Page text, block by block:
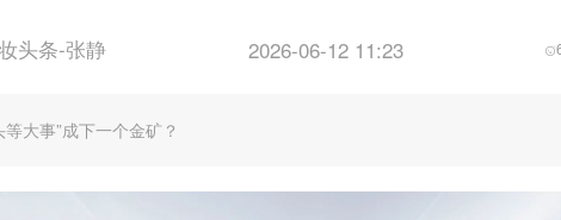
头条-张静 2026-06-12 11:23
大事”成下一个金矿？